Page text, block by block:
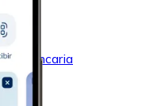
bancaria